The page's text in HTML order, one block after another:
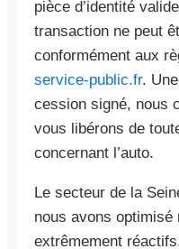
pièce d’identité
transaction ne peut
conformément aux
service-public.fr.
cession signé, nous
vous libérons de
concernant l’auto.
Le secteur de la
nous avons optimisé
extrêmement